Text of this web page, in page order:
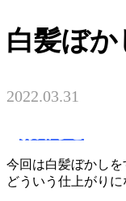
白髪ぼか
2022.03.31
今回は白髪ぼかしを
どういう仕上がりに